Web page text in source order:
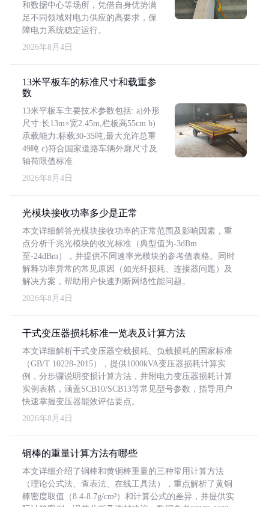
和数据中心等场所，凭借自身优势满
足不同领域对电力供应的高要求，保
障电力系统稳定运行。
2026年8月4日
13米平板车的标准尺寸和载重参
数
13米平板车主要技术参数包括: a)外形
尺寸:长13m×宽2.45m,栏板高55cm b)
承载能力:标载30-35吨,最大允许总重
49吨 c)符合国家道路车辆外廓尺寸及
轴荷限值标准
2026年8月4日
光模块接收功率多少是正常
本文详细解答光模块接收功率的正常范围及影响因素，重
点分析千兆光模块的收光标准（典型值为-3dBm
至-24dBm），并提供不同速率光模块的参考值表格。同时
解释功率异常的常见原因（如光纤损耗、连接器问题）及
解决方案，帮助用户快速判断网络性能问题。
2026年8月4日
干式变压器损耗标准一览表及计算方法
本文详细解析干式变压器空载损耗、负载损耗的国家标准
（GB/T 10228-2015），提供1000kVA变压器损耗计算实
例，分步骤说明变损计算方法，并附电力变压器损耗计算
实例表格，涵盖SCB10/SCB13等常见型号参数，指导用户
快速掌握变压器能效评估要点。
2026年8月4日
铜棒的重量计算方法有哪些
本文详细介绍了铜棒和黄铜棒重量的三种常用计算方法
（理论公式法、查表法、在线工具法），重点解析了黄铜
棒密度取值（8.4-8.7g/cm³）和计算公式的差异，并提供实